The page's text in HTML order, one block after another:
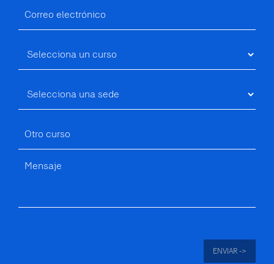
ENVIAR ->